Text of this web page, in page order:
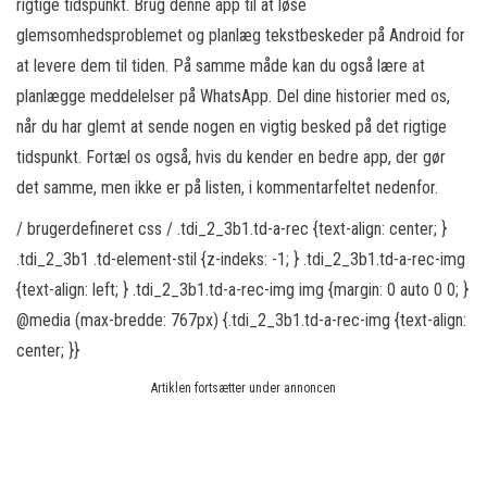
rigtige tidspunkt. Brug denne app til at løse
glemsomhedsproblemet og planlæg tekstbeskeder på Android for
at levere dem til tiden. På samme måde kan du også lære at
planlægge meddelelser på WhatsApp. Del dine historier med os,
når du har glemt at sende nogen en vigtig besked på det rigtige
tidspunkt. Fortæl os også, hvis du kender en bedre app, der gør
det samme, men ikke er på listen, i kommentarfeltet nedenfor.
/ brugerdefineret css / .tdi_2_3b1.td-a-rec {text-align: center; }
.tdi_2_3b1 .td-element-stil {z-indeks: -1; } .tdi_2_3b1.td-a-rec-img
{text-align: left; } .tdi_2_3b1.td-a-rec-img img {margin: 0 auto 0 0; }
@media (max-bredde: 767px) {.tdi_2_3b1.td-a-rec-img {text-align:
center; }}
Artiklen fortsætter under annoncen